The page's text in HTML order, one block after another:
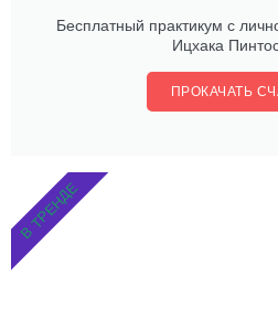
Бесплатный практикум с
Ицхака
ПРОКАЧАТЬ
В ТРЕНДЕ